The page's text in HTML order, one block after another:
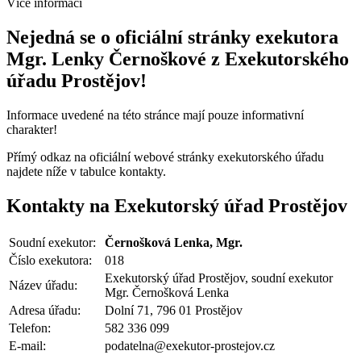
Více informací
Nejedná se o oficiální stránky exekutora
Mgr. Lenky Černoškové z Exekutorského
úřadu Prostějov!
Informace uvedené na této stránce mají pouze informativní
charakter!
Přímý odkaz na oficiální webové stránky exekutorského úřadu
najdete níže v tabulce kontakty.
Kontakty na Exekutorský úřad Prostějov
Soudní exekutor:
Černošková Lenka, Mgr.
Číslo exekutora:
018
Název úřadu:
Exekutorský úřad Prostějov, soudní exekutor
Mgr. Černošková Lenka
Adresa úřadu:
Dolní 71, 796 01 Prostějov
Telefon:
582 336 099
E-mail:
podatelna@exekutor-prostejov.cz